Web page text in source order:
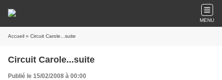
MENU
Accueil » Circuit Carole...suite
Circuit Carole...suite
Publié le 15/02/2008 à 00:00